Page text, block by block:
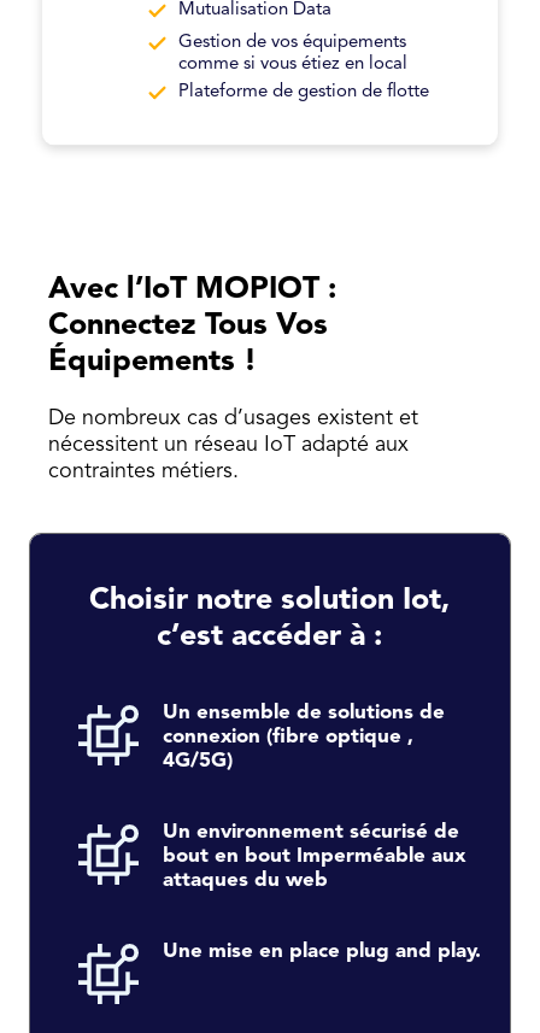
Mutualisation Data
Gestion de vos équipements
comme si vous étiez en local
Plateforme de gestion de flotte
Avec l’IoT MOPIOT :
Connectez Tous Vos
Équipements !
De nombreux cas d’usages existent et
nécessitent un réseau IoT adapté aux
contraintes métiers.
Choisir notre solution Iot,
c’est accéder à :
Un ensemble de solutions de
connexion (fibre optique ,
4G/5G)
Un environnement sécurisé de
bout en bout Imperméable aux
attaques du web
Une mise en place plug and play.